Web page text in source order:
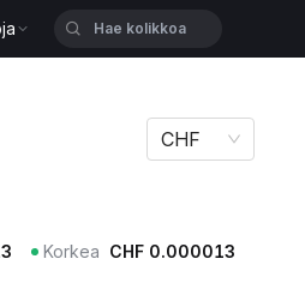
CHF
Korkea CHF 0.000013